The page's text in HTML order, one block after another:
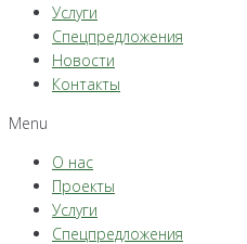
Услуги
Спецпредложения
Новости
Контакты
Menu
О нас
Проекты
Услуги
Спецпредложения